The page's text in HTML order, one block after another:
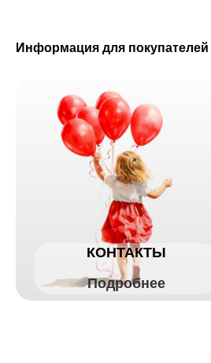
Информация для покупателей
КОНТАКТЫ
Подробнее